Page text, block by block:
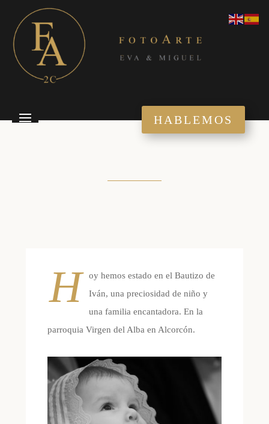
HABLEMOS
H
oy hemos estado en el Bautizo de
Iván, una preciosidad de niño y
una familia encantadora. En la
parroquia Virgen del Alba en Alcorcón.